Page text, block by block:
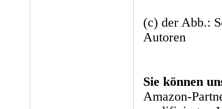
(c) der Abb.:
Autoren
Sie können
Amazon-